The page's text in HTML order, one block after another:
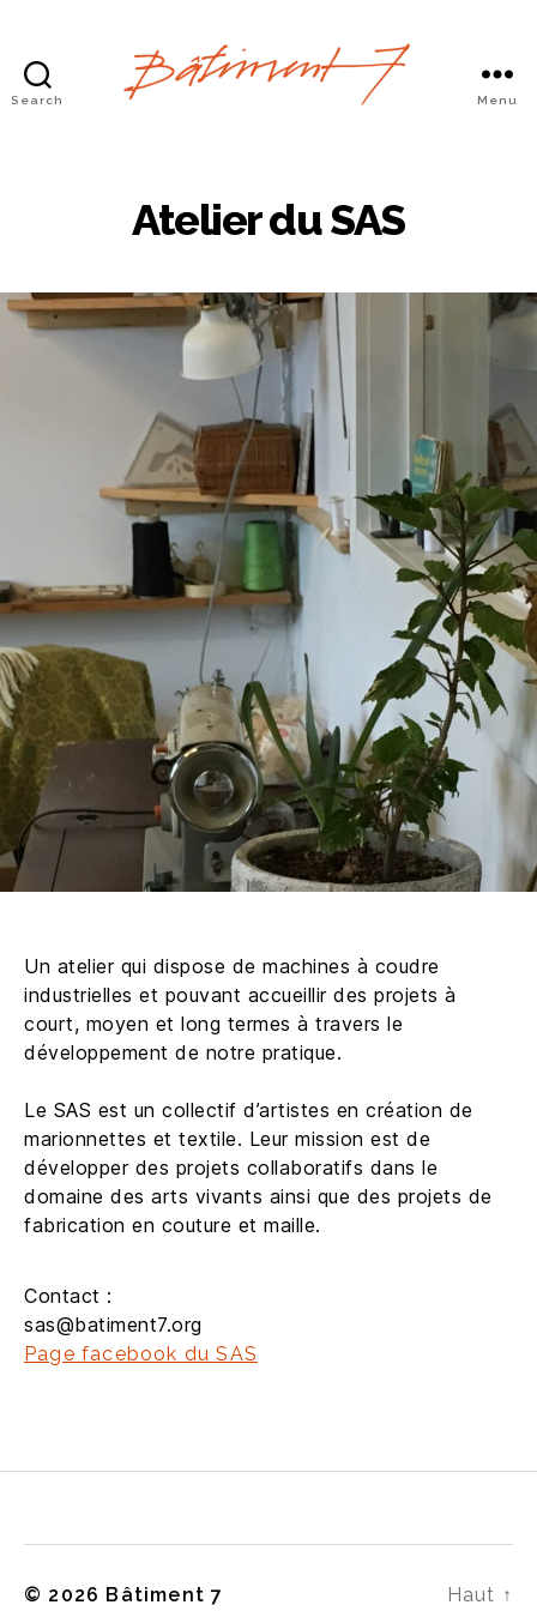
Search Menu
Atelier du SAS
Un atelier qui dispose de machines à coudre
industrielles et pouvant accueillir des projets à
court, moyen et long termes à travers le
développement de notre pratique.
Le SAS est un collectif d’artistes en création de
marionnettes et textile. Leur mission est de
développer des projets collaboratifs dans le
domaine des arts vivants ainsi que des projets de
fabrication en couture et maille.
Contact :
sas@batiment7.org
Page facebook du SAS
© 2026 Bâtiment 7 Haut ↑